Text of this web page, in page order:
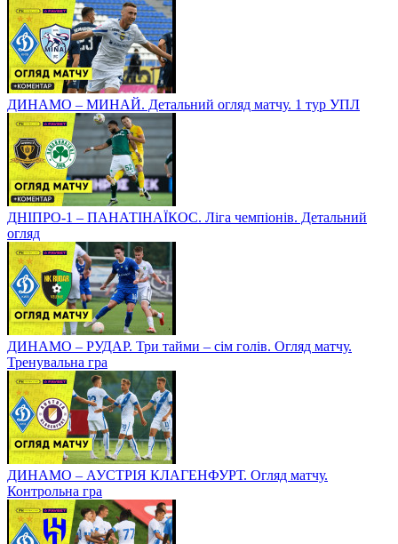
ДИНАМО – МИНАЙ. Детальний огляд матчу. 1 тур УПЛ
ДНІПРО-1 – ПАНАТІНАЇКОС. Ліга чемпіонів. Детальний
огляд
ДИНАМО – РУДАР. Три тайми – сім голів. Огляд матчу.
Тренувальна гра
ДИНАМО – АУСТРІЯ КЛАГЕНФУРТ. Огляд матчу.
Контрольна гра